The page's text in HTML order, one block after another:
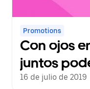
Promotions
Con ojos
juntos
la historia
16 de julio de 2019